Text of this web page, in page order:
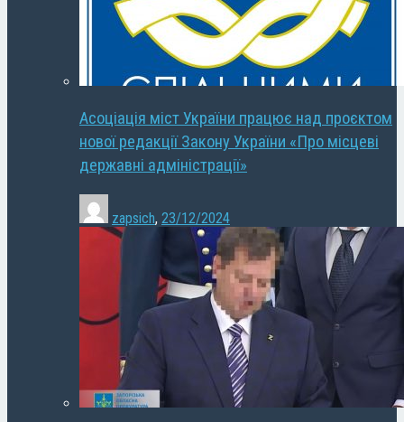
Асоціація міст України працює над проєктом
нової редакції Закону України «Про місцеві
державні адміністрації»
zapsich, 23/12/2024